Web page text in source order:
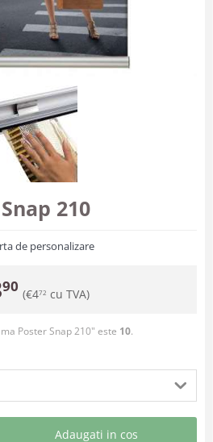
210
de personalizare
90 (€472 cu TVA)
Poster Snap 210" este 10.
Adaugati in cos